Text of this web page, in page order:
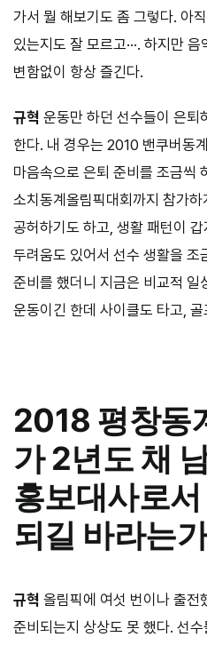
가서 뭘 해보기도 좀 그렇다. 아
있는지도 잘 모르고···. 하지만
변함없이 항상 즐긴다.
규혁 운동만 하던 선수들이 은퇴
한다. 내 경우는 2010 밴쿠버동
마음속으로 은퇴 준비를 조금씩
소치동계올림픽대회까지 참가하
공허하기도 하고, 생활 패턴이
두려움도 있어서 선수 생활을 조
준비를 했더니 지금은 비교적 일
운동이긴 한데 사이클도 타고, 골
2018 평창동
가 2년도 채
홍보대사로
되길 바라는
규혁 올림픽에 여섯 번이나 출전
준비되는지 상상도 못 했다. 선